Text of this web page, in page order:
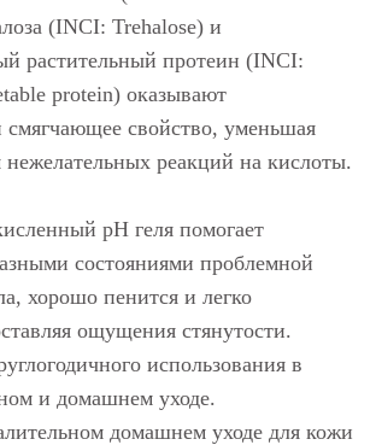
(INCI: Trehalose) и
растительный протеин (INCI:
protein) оказывают
свойство, уменьшая
нежелательных реакций на кислоты.
pH геля помогает
состояниями проблемной
хорошо пенится и легко
ощущения стянутости.
использования в
и домашнем уходе.
домашнем уходе для кожи